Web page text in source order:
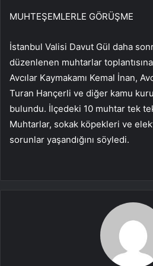
MUHTEŞEMLERLE GÖRÜŞME
İstanbul Valisi Davut Gül daha
düzenlenen muhtarlar toplantısına
Avcılar Kaymakamı Kemal İnan,
Turan Hançerli ve diğer kamu
bulundu. İlçedeki 10 muhtar tek
Muhtarlar, sokak köpekleri ve
sorunlar yaşandığını söyledi.